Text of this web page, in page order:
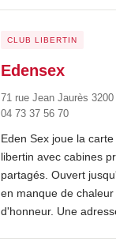
CLUB LIBERTIN
Edensex
71 rue Jean Jaurès
04 73 37 56 70
Eden Sex joue la
libertin avec cabines
partagés. Ouvert
en manque de
d'honneur. Une